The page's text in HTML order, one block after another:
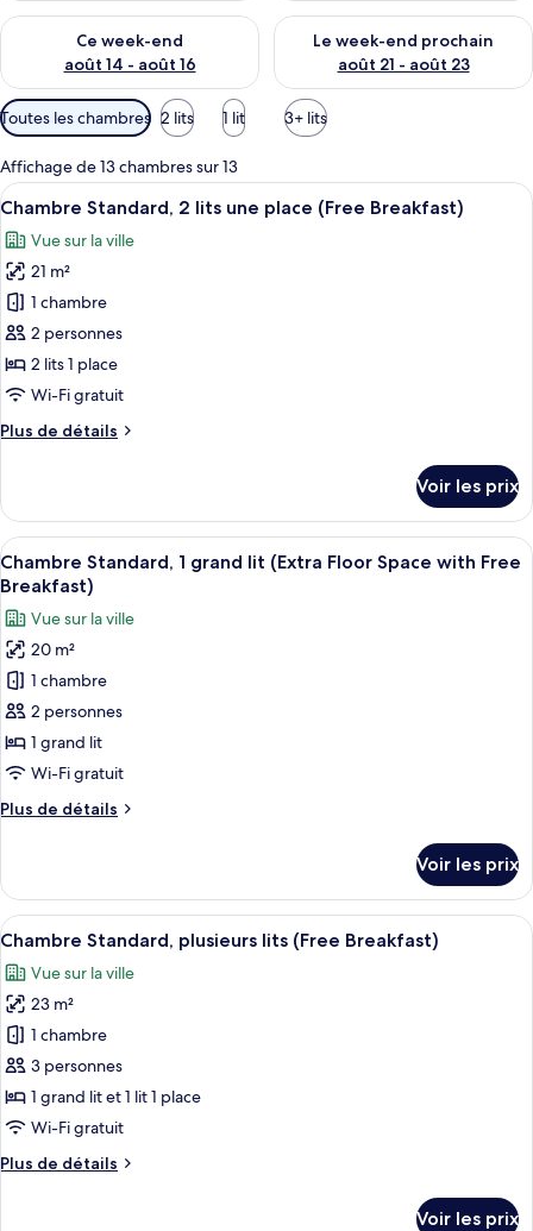
Ce week-end
août 14 - août 16
Vérifier la disponibilité pour ce week-end août 14 - août 16
Le week-end prochain
août 21 - août 23
Vérifier la disponibilité pour
Filtres
disponibles
pour
les
chambres
Toutes les chambres 2 lits 1 lit 3+ lits
Affichage de 13 chambres sur 13
Afficher
toutes
les
photos
pour
ce
type
de
chambre :
Chambre
lits
une
place
(Free
Breakfast)
Une chambre d’hôtel avec un grand
5
Chambre Standard, 2 lits une place (Free Breakfast)
Vue sur la ville
21 m²
1 chambre
2 personnes
2 lits 1 place
Wi-Fi gratuit
Plus de détails
Plus
le
type
de
chambre
Standard,
2
lits
une
place
Breakfast)
Voir les prix
Afficher
toutes
les
photos
pour
ce
type
de
chambre :
Standard,
lit
(Extra
Floor
Space
with
Free
Breakfast)
Une chambre d’hôtel avec un lit,
3
Chambre Standard, 1 grand lit (Extra Floor Space with Free
Breakfast)
Vue sur la ville
20 m²
1 chambre
2 personnes
1 grand lit
Wi-Fi gratuit
Plus de détails
Plus
le
type
de
Chambre
Standard,
grand
lit
(Extra
Floor
Space
Free
Voir les prix
Afficher
toutes
les
photos
pour
ce
type
de
chambre :
Chambre
Une chambre d’hôtel avec deux lits,
5
Chambre Standard, plusieurs lits (Free Breakfast)
Vue sur la ville
23 m²
1 chambre
3 personnes
1 grand lit et 1 lit 1 place
Wi-Fi gratuit
Plus de détails
Plus
Voir les prix